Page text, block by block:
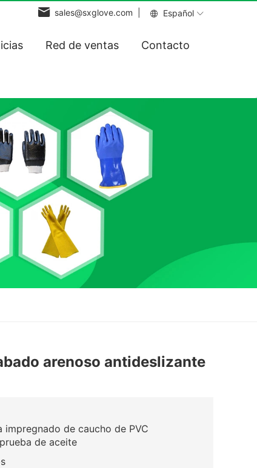
Español
sales@sxglove.com |
Red de ventas Contacto
arenoso antideslizante
de caucho de PVC
de aceite